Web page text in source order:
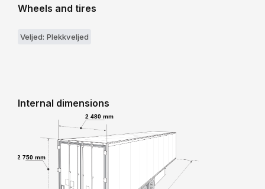
Wheels and tires
Veljed: Plekkveljed
Internal dimensions
2 480 mm
2 750 mm